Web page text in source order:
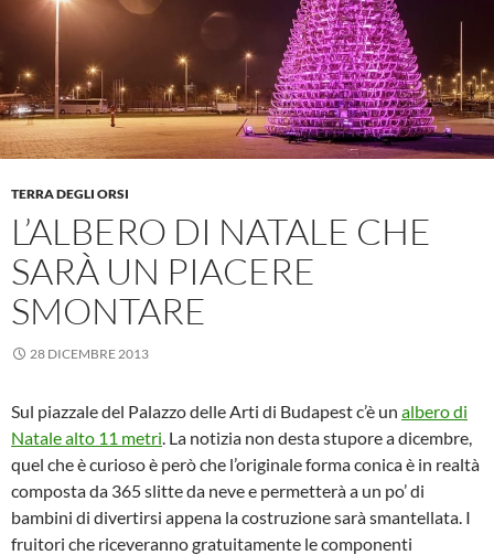
TERRA DEGLI ORSI
L’ALBERO DI NATALE CHE
SARÀ UN PIACERE
SMONTARE
28 DICEMBRE 2013
Sul piazzale del Palazzo delle Arti di Budapest c’è un albero di
Natale alto 11 metri. La notizia non desta stupore a dicembre,
quel che è curioso è però che l’originale forma conica è in realtà
composta da 365 slitte da neve e permetterà a un po’ di
bambini di divertirsi appena la costruzione sarà smantellata. I
fruitori che riceveranno gratuitamente le componenti